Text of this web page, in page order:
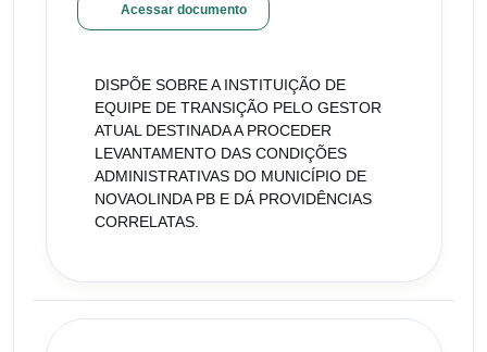
Acessar documento
DISPÕE SOBRE A INSTITUIÇÃO DE
EQUIPE DE TRANSIÇÃO PELO GESTOR
ATUAL DESTINADA A PROCEDER
LEVANTAMENTO DAS CONDIÇÕES
ADMINISTRATIVAS DO MUNICÍPIO DE
NOVAOLINDA PB E DÁ PROVIDÊNCIAS
CORRELATAS.